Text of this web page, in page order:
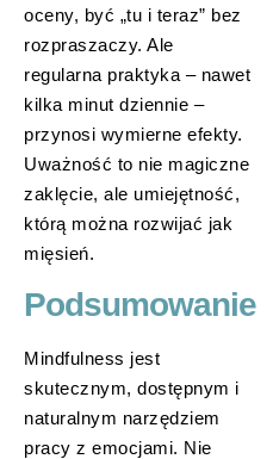
oceny, być „tu i teraz” bez
rozpraszaczy. Ale
regularna praktyka – nawet
kilka minut dziennie –
przynosi wymierne efekty.
Uważność to nie magiczne
zaklęcie, ale umiejętność,
którą można rozwijać jak
mięsień.
Podsumowanie
Mindfulness jest
skutecznym, dostępnym i
naturalnym narzędziem
pracy z emocjami. Nie